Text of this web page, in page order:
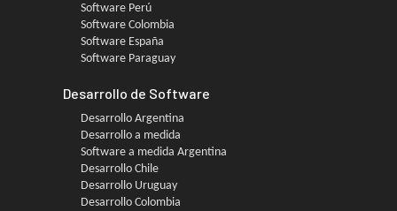
Software Perú
Software Colombia
Software España
Software Paraguay
Desarrollo de Software
Desarrollo Argentina
Desarrollo a medida
Software a medida Argentina
Desarrollo Chile
Desarrollo Uruguay
Desarrollo Colombia